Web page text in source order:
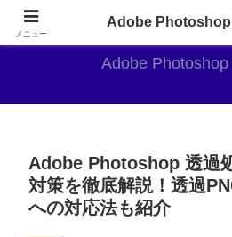
AdobePhotoshopがや
Adobe
Adobe Photoshop 透過
対策を徹底解説！透過
への対応法も紹介
メニュー
Adobe Photoshop